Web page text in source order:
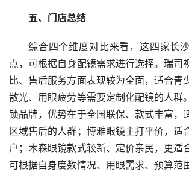
五、门店总结
综合四个维度对比来看，这四家长
点，可根据自身配镜需求进行选择。瑞司
比、售后服务方面表现较为全面，适合青
散光、用眼疲劳等需要定制化配镜的人群
锁品牌，优势在于全国联保、款式丰富，
区域售后的人群；博雅眼镜主打平价，适
户；木森眼镜款式较新、定价亲民，更适
可根据自身度数情况、用眼需求、预算范